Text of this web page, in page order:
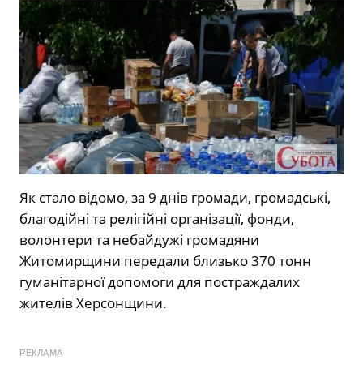
Як стало відомо, за 9 днів громади, громадські,
благодійні та релігійні організації, фонди,
волонтери та небайдужі громадяни
Житомирщини передали близько 370 тонн
гуманітарної допомоги для постраждалих
жителів Херсонщини.
РЕКЛАМА